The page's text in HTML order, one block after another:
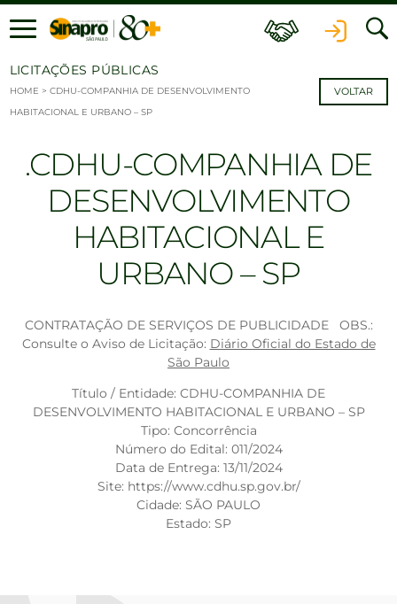
Ir para o conteúdo
LICITAÇÕES PÚBLICAS
HOME > CDHU-COMPANHIA DE DESENVOLVIMENTO
HABITACIONAL E URBANO – SP
VOLTAR
CDHU-COMPANHIA DE
DESENVOLVIMENTO
HABITACIONAL E
URBANO – SP
CONTRATAÇÃO DE SERVIÇOS DE PUBLICIDADE OBS.:
Consulte o Aviso de Licitação: Diário Oficial do Estado de
São Paulo
Título / Entidade: CDHU-COMPANHIA DE
DESENVOLVIMENTO HABITACIONAL E URBANO – SP
Tipo: Concorrência
Número do Edital: 011/2024
Data de Entrega: 13/11/2024
Site: https://www.cdhu.sp.gov.br/
Cidade: SÃO PAULO
Estado: SP